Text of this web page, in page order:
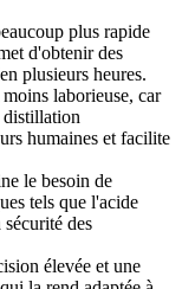
plus rapide
d'obtenir des
plusieurs heures.
moins laborieuse, car
distillation
humaines et facilite
le besoin de
tels que l'acide
des
élevée et une